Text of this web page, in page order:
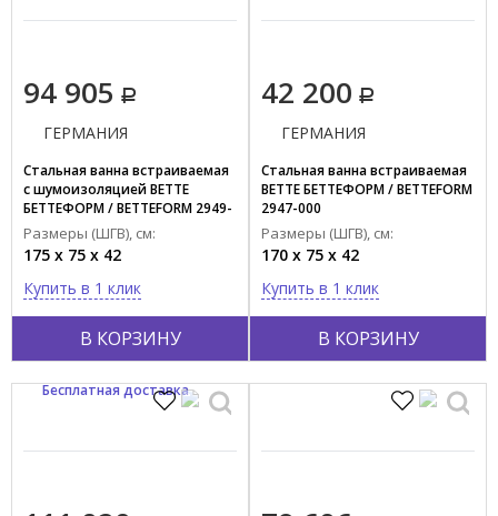
94 905
В КОРЗИНУ
ГЕРМАНИЯ
Стальная ванна встраиваемая
с шумоизоляцией BETTE
БЕТТЕФОРМ / BETTEFORM 2949-
000 AD
Размеры (ШГВ), см:
175 x 75 x 42
Купить в 1 клик
42 200
В КОРЗИНУ
ГЕРМАНИЯ
Стальная ванна встраиваемая
BETTE БЕТТЕФОРМ / BETTEFORM
2947-000
Размеры (ШГВ), см:
170 x 75 x 42
Купить в 1 клик
Бесплатная доставка